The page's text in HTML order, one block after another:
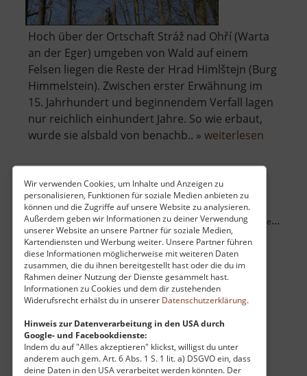
Wir verwenden Cookies, um Inhalte und Anzeigen zu
personalisieren, Funktionen für soziale Medien anbieten zu
können und die Zugriffe auf unsere Website zu analysieren.
Außerdem geben wir Informationen zu deiner Verwendung
unserer Website an unsere Partner für soziale Medien,
Kartendiensten und Werbung weiter. Unsere Partner führen
diese Informationen möglicherweise mit weiteren Daten
zusammen, die du ihnen bereitgestellt hast oder die du im
Rahmen deiner Nutzung der Dienste gesammelt hast.
Informationen zu Cookies und dem dir zustehenden
Widerufsrecht erhälst du in unserer Datenschutzerklärung.
Hinweis zur Datenverarbeitung in den USA durch
Google- und Facebookdienste:
Indem du auf "Alles akzeptieren" klickst, willigst du unter
anderem auch gem. Art. 6 Abs. 1 S. 1 lit. a) DSGVO ein, dass
deine Daten in den USA verarbeitet werden könnten. Der
Hoch über der Ortschaft Stráž nad Ohří (Warta
an der Eger) umgeben von Wald auf einem
Felsen liegen die Reste der Hrad Himlštejn (Burg
Himmelstein). Zwischen erster Erwähnung im
15. Jahrhundert und beginnendem Verfall lagen
nur reichlich einhundert Jahre. So wie erbaut,
wurde sie alsbald von benachb.. » weiterlesen
Raubschloss Brandau
Hrad u Brandova / Loupežnická skála / Böhmisches Erzgebirge
27 km vom aktuellen Standort
Nahe Brandov (Brandau) oben im Erzgebirge
finden sich inmitten von Wald Reste einer
hochmittelalterlichen Befestigungsanlage. Zu